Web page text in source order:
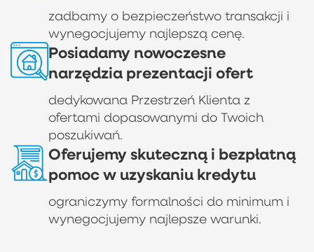
zadbamy o bezpieczeństwo transakcji i
wynegocjujemy najlepszą cenę.
Posiadamy nowoczesne
narzędzia prezentacji ofert
dedykowana Przestrzeń Klienta z
ofertami dopasowanymi do Twoich
poszukiwań.
Oferujemy skuteczną i bezpłatną
pomoc w uzyskaniu kredytu
ograniczymy formalności do minimum i
wynegocjujemy najlepsze warunki.